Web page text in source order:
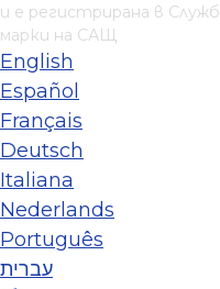
и е регистрирана в
марки на САЩ
English
Español
Français
Deutsch
Italiana
Nederlands
Português
עברית